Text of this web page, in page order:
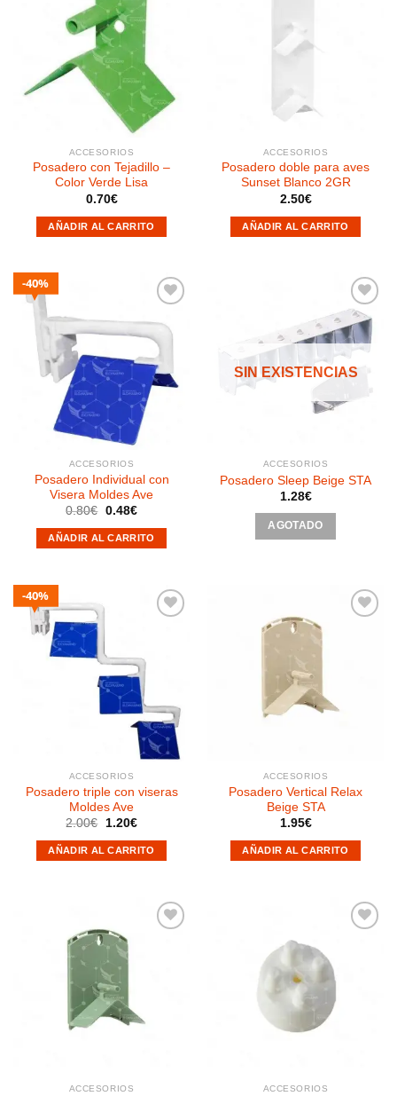
deseos
ACCESORIOS
Posadero con Tejadillo –
Color Verde Lisa
0.70€
AÑADIR AL CARRITO
ACCESORIOS
Posadero doble para aves
Sunset Blanco 2GR
2.50€
AÑADIR AL CARRITO
40%
Añadir
a la
lista de
deseos
ACCESORIOS
Posadero Individual con
Visera Moldes Ave
0.80€ El
original
era:
0.48€El
actual
es:
AÑADIR AL CARRITO
Añadir
lista de
SIN EXISTENCIAS
ACCESORIOS
Posadero Sleep Beige STA
1.28€
AGOTADO
40%
ACCESORIOS
Posadero triple con viseras
Moldes Ave
2.00€
El
original
era:
1.20€El
actual
es:
AÑADIR AL CARRITO
ACCESORIOS
Posadero Vertical Relax
Beige STA
1.95€
AÑADIR AL CARRITO
ACCESORIOS ACCESORIOS